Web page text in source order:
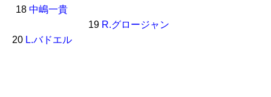
18 中嶋一貴
19 R.グロージャン
20 L.バドエル